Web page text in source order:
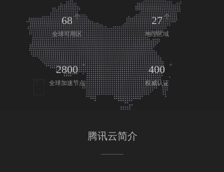
68 个
全球可用区
27 个
地理区域
2800 +
全球加速节点
400 +
权威认证
腾讯云简介